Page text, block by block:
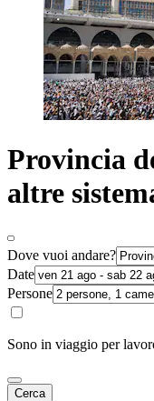
Provincia
altre
Dove vuoi andare?
Date
Persone
Sono in viaggio per
Cerca